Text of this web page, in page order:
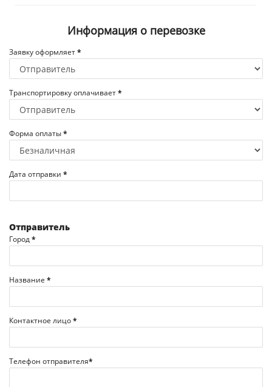
Информация о перевозке
Заявку оформляет*
Транспортировку оплачивает*
Форма оплаты*
Дата отправки *
Отправитель
Город*
Название *
Контактное лицо*
Телефон отправителя*